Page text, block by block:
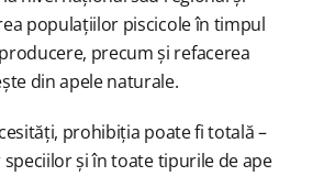
populațiilor piscicole în timpul
precum și refacerea
din apele naturale.
prohibiția poate fi totală –
și în toate tipurile de ape